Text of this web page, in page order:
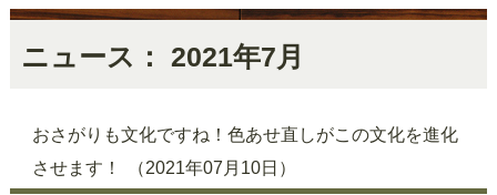
ニュース： 2021年7月
おさがりも文化ですね！色あせ直しがこの文化を進化
させます！
（2021年07月10日）